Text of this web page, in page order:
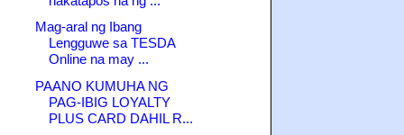
Mag-aral ng Ibang
Lengguwe sa TESDA
Online na may ...
PAANO KUMUHA NG
PAG-IBIG LOYALTY
PLUS CARD DAHIL R...